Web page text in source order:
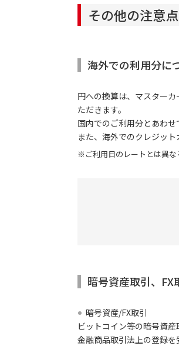
その他の注意点
海外での利用分に
円への換算は、マスター
ただきます。
国内でのご利用分とあわせ
また、海外でのクレジッ
※ご利用日のレートとは異な
暗号資産取引、FX
暗号資産/FX取引
ビットコイン等の暗号資
金融商品取引法上の登録を